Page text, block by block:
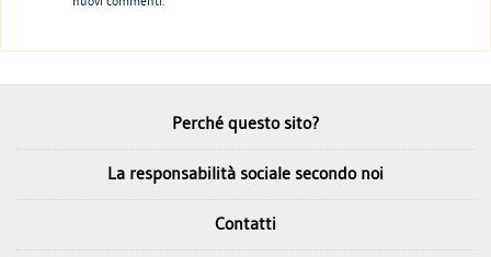
Perché questo sito?
La responsabilità sociale secondo noi
Contatti